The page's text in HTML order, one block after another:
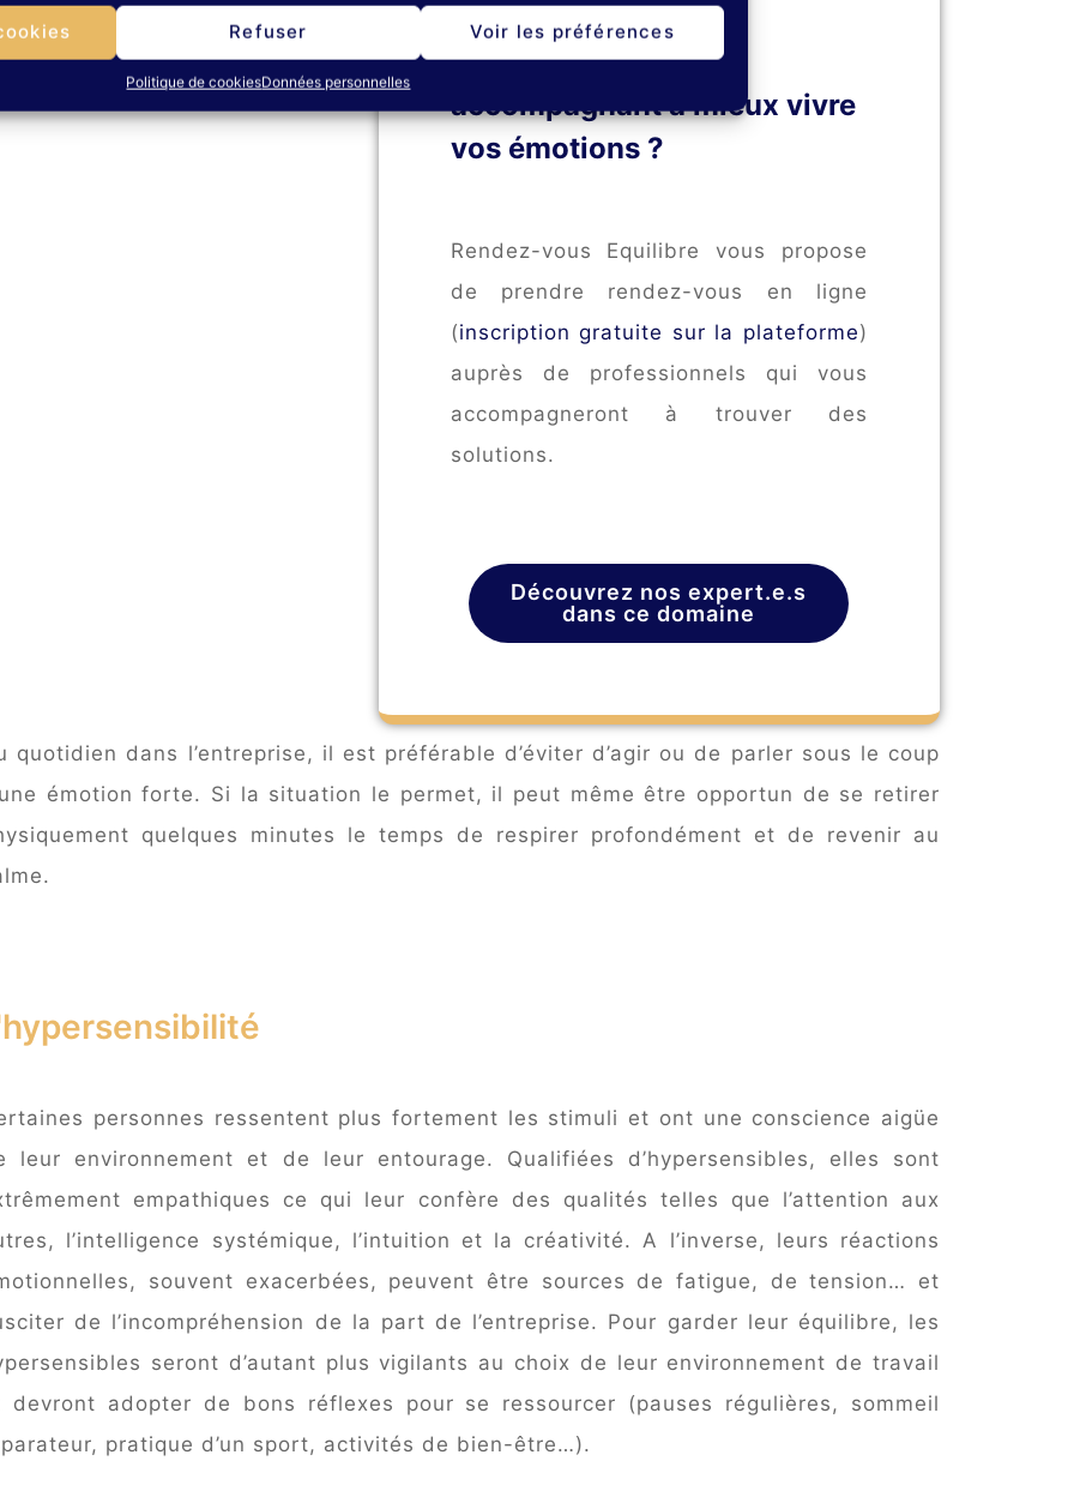
Refuser Voir les préférences
Politique de cookiesDonnées personnelles
Vous recherchez un
professionnel vous
accompagnant à mieux vivre
vos émotions ?
Rendez-vous Equilibre vous propose
de prendre rendez-vous en ligne
(inscription gratuite sur la plateforme)
auprès de professionnels qui vous
accompagneront à trouver des
solutions.
Découvrez nos expert.e.s
dans ce domaine
quotidien dans l’entreprise, il est préférable d’éviter d’agir ou de parler sous le coup
émotion forte. Si la situation le permet, il peut même être opportun de se retirer
quelques minutes le temps de respirer profondément et de revenir au
personnes ressentent plus fortement les stimuli et ont une conscience aigüe
leur environnement et de leur entourage. Qualifiées d’hypersensibles, elles sont
empathiques ce qui leur confère des qualités telles que l’attention aux
l’intelligence systémique, l’intuition et la créativité. A l’inverse, leurs réactions
souvent exacerbées, peuvent être sources de fatigue, de tension… et
de l’incompréhension de la part de l’entreprise. Pour garder leur équilibre, les
seront d’autant plus vigilants au choix de leur environnement de travail
devront adopter de bons réflexes pour se ressourcer (pauses régulières, sommeil
pratique d’un sport, activités de bien-être…).